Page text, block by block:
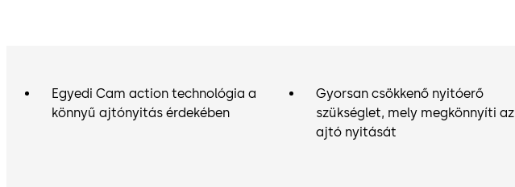
Egyedi Cam action technológia a
könnyű ajtónyitás érdekében
Gyorsan csökkenő nyitóerő
szükséglet, mely megkönnyíti az
ajtó nyitását